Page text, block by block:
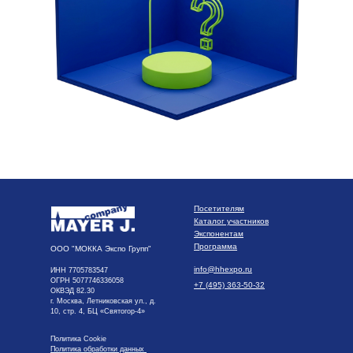
Политика Cookie
Политика обработки данных
ИНН 7705783547
ОГРН 5077746336058
ОКВЭД 82.30
г. Москва, Летниковская ул., д.
10, стр. 4, БЦ «Святогор-4»
info@hhexpo.ru
+7 (495) 363-50-32
ООО "МОККА Экспо Групп"
Посетителям
Каталог участников
Программа
Экспонентам